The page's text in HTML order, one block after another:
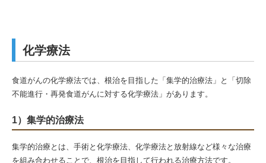
化学療法
食道がんの化学療法では、根治を目指した「集学的治療法」と「切除
不能進行・再発食道がんに対する化学療法」があります。
1）集学的治療法
集学的治療とは、手術と化学療法、化学療法と放射線など様々な治療
を組み合わせることで、根治を目指して行われる治療方法です。